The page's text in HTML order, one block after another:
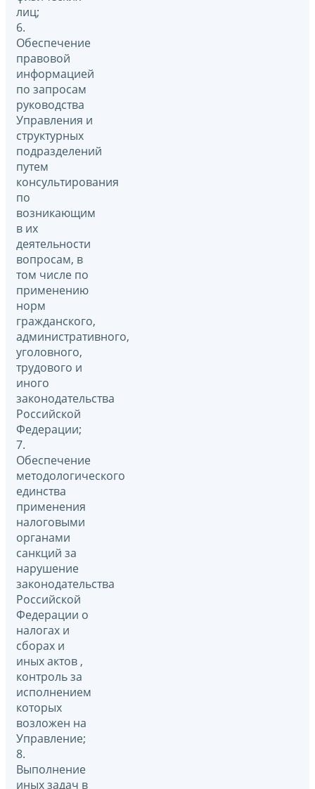
лиц;
6.
Обеспечение
правовой
информацией
по запросам
руководства
Управления и
структурных
подразделений
путем
консультирования
по
возникающим
в их
деятельности
вопросам, в
том числе по
применению
норм
гражданского,
административного,
уголовного,
трудового и
иного
законодательства
Российской
Федерации;
7.
Обеспечение
методологического
единства
применения
налоговыми
органами
санкций за
нарушение
законодательства
Российской
Федерации о
налогах и
сборах и
иных актов ,
контроль за
исполнением
которых
возложен на
Управление;
8.
Выполнение
иных задач в